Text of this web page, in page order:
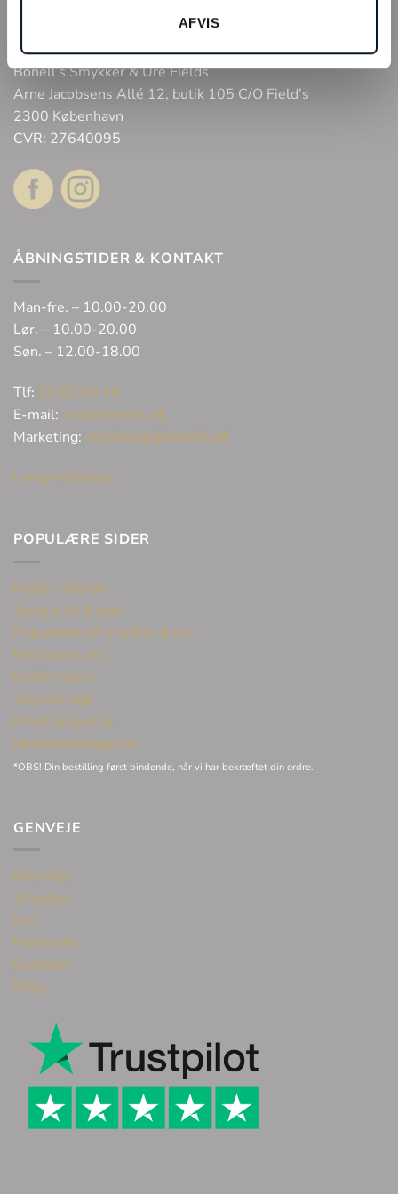
AFVIS
Bonell’s Smykker & Ure Fields
Arne Jacobsens Allé 12, butik 105 C/O Field’s
2300 København
CVR: 27640095
ÅBNINGSTIDER & KONTAKT
Man-fre. – 10.00-20.00
Lør. – 10.00-20.00
Søn. – 12.00-18.00
Tlf: 32 62 06 45
E-mail: info@bonells.dk
Marketing: marketing@bonells.dk
Ledige stillinger
POPULÆRE SIDER
Huller i ørerne
Sælg guld & sølv
Reparation af smykker & ure
Eksklusive ure
Unikke varer
Vielsesringe
Privatlivspolitik
Handelsbetingelser
*OBS! Din bestilling først bindende, når vi har bekræftet din ordre.
GENVEJE
Øreringe
Smykker
Ure
Halskæde
Gavekort
Blog